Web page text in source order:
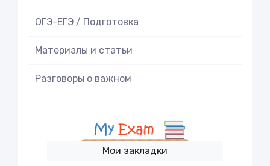
ОГЭ-ЕГЭ / Подготовка
Материалы и статьи
Разговоры о важном
Мои закладки